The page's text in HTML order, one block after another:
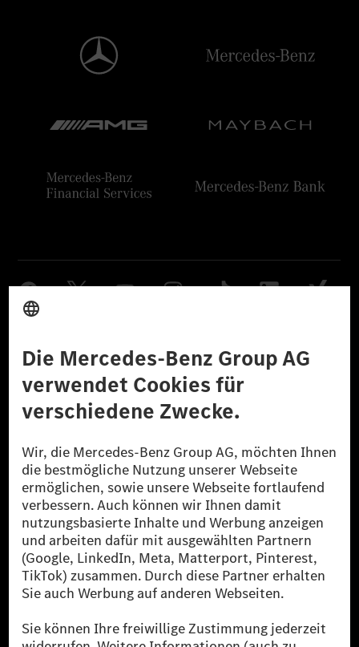
Datenschutz Lizenzhinweise Dritter Barrierefreiheit
© 2026 Mercedes-Benz Group AG. Alle Rechte vorbehalten.
[1] Bilanziell CO₂-neutral bedeutet, dass nicht vermiedene oder nicht
reduzierte CO₂-Emissionen bei der Mercedes-Benz Group durch
zertifizierte Ausgleichsprojekte kompensiert werden.
[2] Renewable Charging ist ein integraler Bestandteil von MB.CHARGE
Public in Europa, den USA, Kanada und China. Sofern an der jeweiligen
Ladestation noch kein Strom aus erneuerbaren Energien vorliegt,
verwendet Renewable Charging Grünstromzertifikate*. Diese stellen
sicher, dass für Ladevorgänge über MB.CHARGE Public eine äquivalente
Strommenge aus erneuerbaren Energien ins Stromnetz eingespeist wird.
als sechs Jahre sind.
* Inkl. EKOenergy Ökolabel